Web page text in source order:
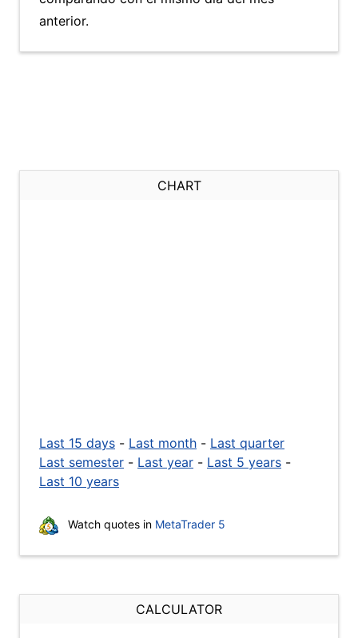
anterior.
CHART
Last 15 days - Last month - Last quarter
Last semester - Last year - Last 5 years -
Last 10 years
Watch quotes in MetaTrader 5
CALCULATOR